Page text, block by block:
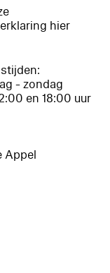
hier
- zondag
en 18:00 uur
Appel